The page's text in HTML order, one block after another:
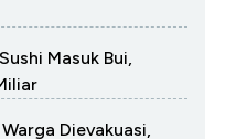
Masuk Bui,
Dievakuasi,